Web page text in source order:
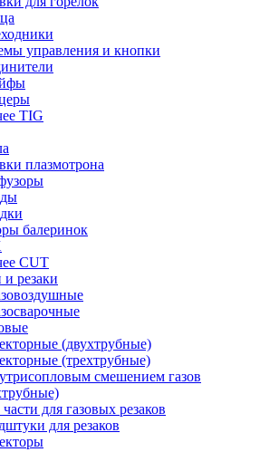
управления и кнопки
TIG
плазмотрона
балеринок
CUT
и резаки
(двухтрубные)
(трехтрубные)
смешением газов
для газовых резаков
для резаков